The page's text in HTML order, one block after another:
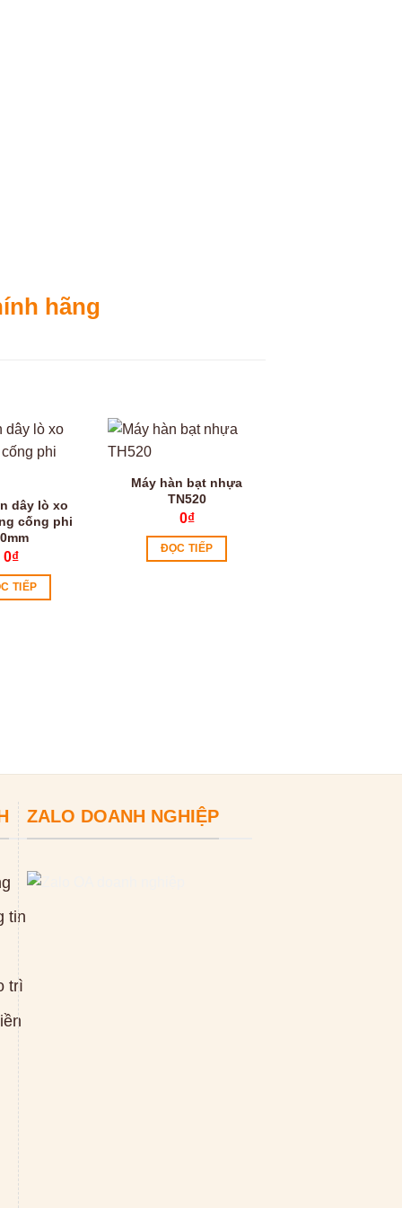
hãng
dây lò xo
cống phi
0₫
TIẾP
Máy hàn bạt nhựa
TN520
0₫
ĐỌC TIẾP
tin
trì
ZALO DOANH NGHIỆP